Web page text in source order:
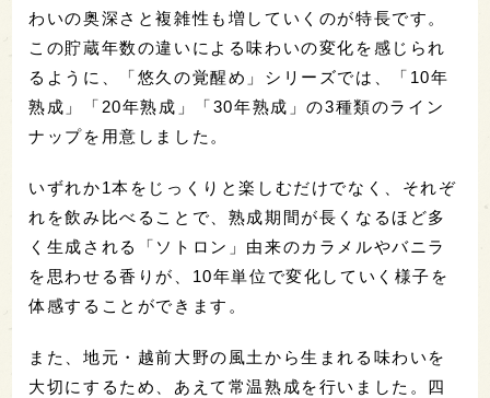
わいの奥深さと複雑性も増していくのが特長です。
この貯蔵年数の違いによる味わいの変化を感じられ
るように、「悠久の覚醒め」シリーズでは、「10年
熟成」「20年熟成」「30年熟成」の3種類のライン
ナップを用意しました。
いずれか1本をじっくりと楽しむだけでなく、それぞ
れを飲み比べることで、熟成期間が長くなるほど多
く生成される「ソトロン」由来のカラメルやバニラ
を思わせる香りが、10年単位で変化していく様子を
体感することができます。
また、地元・越前大野の風土から生まれる味わいを
大切にするため、あえて常温熟成を行いました。四